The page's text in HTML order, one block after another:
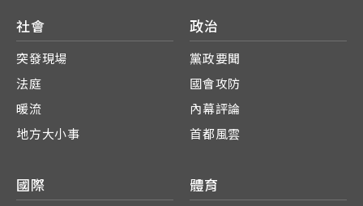
社會
突發現場
法庭
暖流
地方大小事
政治
黨政要聞
國會攻防
內幕評論
首都風雲
國際 體育